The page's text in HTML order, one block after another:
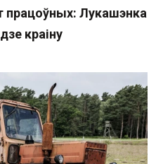
працоўных: Лукашэнка
краіну